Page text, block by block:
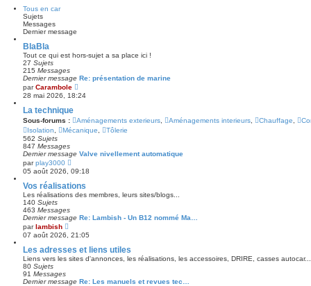
Tous en car
Sujets
Messages
Dernier message
BlaBla
Tout ce qui est hors-sujet a sa place ici !
27 Sujets
215 Messages
Dernier message Re: présentation de marine
parCarambole
o
i
e
d
n
e
m
e
s
a
g
28 mai 2026, 18:24
La technique
Sous-forums : Aménagements exterieurs Aménagements interieurs Chauffage
Isolation
Mécanique
Tôlerie
562 Sujets
847 Messages
Dernier message Valve nivellement automatique
parplay3000
o
i
r
l
e
r
i
r
m
s
05 août 2026, 09:18
Vos réalisations
Les réalisations des membres, leurs sites/blogs...
140 Sujets
463 Messages
Dernier message Re: Lambish - Un B12 nommé Ma…
parlambish
o
r
l
e
07 août 2026, 21:05
Les adresses et liens utiles
Liens vers les sites d'annonces, les réalisations, les accessoires, DRIRE, casses autocar...
80 Sujets
91 Messages
Dernier message Re: Les manuels et revues tec…